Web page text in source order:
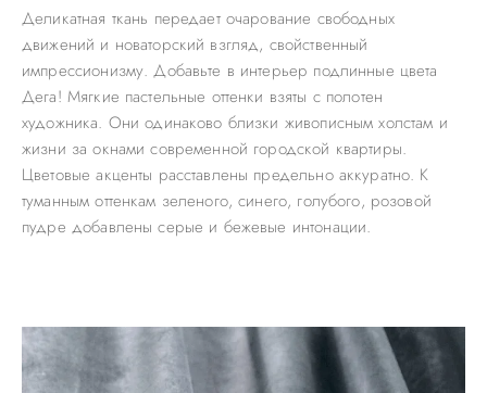
Деликатная ткань передает очарование свободных
движений и новаторский взгляд, свойственный
импрессионизму. Добавьте в интерьер подлинные цвета
Дега! Мягкие пастельные оттенки взяты с полотен
художника. Они одинаково близки живописным холстам и
жизни за окнами современной городской квартиры.
Цветовые акценты расставлены предельно аккуратно. К
туманным оттенкам зеленого, синего, голубого, розовой
пудре добавлены серые и бежевые интонации.